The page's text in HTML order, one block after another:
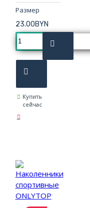
Размер
23.00BYN
Купить
сейчас